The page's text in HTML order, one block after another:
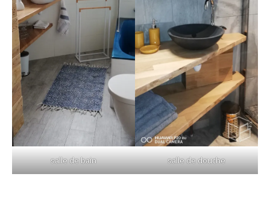
salle de bain salle de douche